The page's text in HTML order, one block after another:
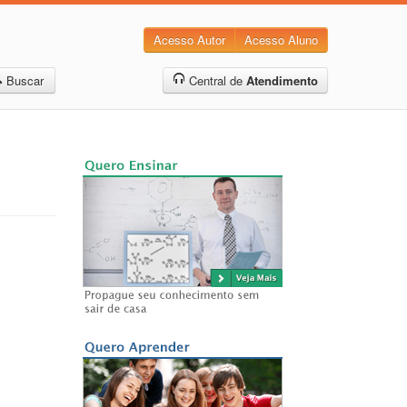
Acesso Autor Acesso Aluno
Buscar Central de Atendimento